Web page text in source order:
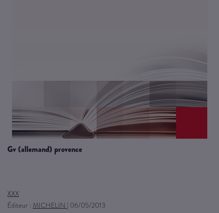
gv (allemand) provence
XXX
Éditeur : MICHELIN | 06/05/2013